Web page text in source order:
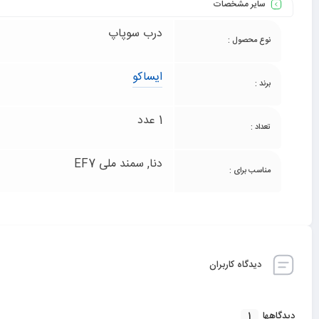
سایر مشخصات
نوع محصول : درب سوپاپ
برند : ایساکو
تعداد : 1 عدد
مناسب برای : دنا, سمند ملی EF7
دیدگاه کاربران